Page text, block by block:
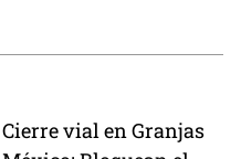
Cierre vial en Granjas